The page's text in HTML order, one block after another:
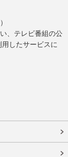
、テレビ番組の公
用したサービスに